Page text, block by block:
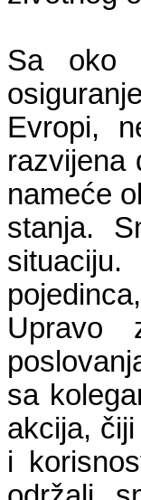
Sa oko
Evropi,
razvijena
nameće
stanja.
Upravo
sa
akcija,
i